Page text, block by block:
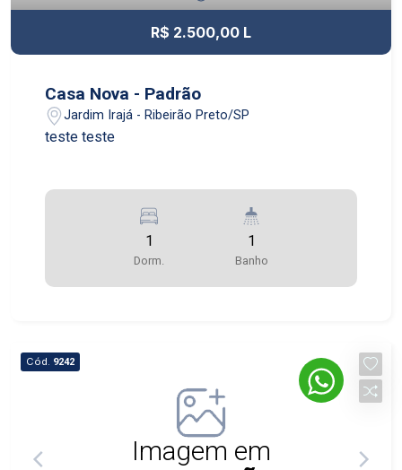
R$ 2.500,00 L
Casa Nova - Padrão
Jardim Irajá - Ribeirão Preto/SP
teste teste
1
Dorm.
1
Banho
Cód. 9242
Imagem em